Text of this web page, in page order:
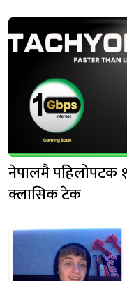
नेपालमै पहिलोपटक
क्लासिक टेक